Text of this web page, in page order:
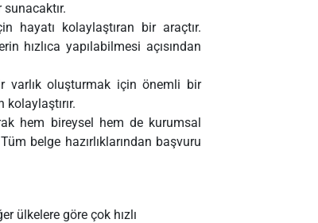
hayatı kolaylaştıran bir araçtır.
hızlıca yapılabilmesi açısından
varlık oluşturmak için önemli bir
hem bireysel hem de kurumsal
belge hazırlıklarından başvuru
ülkelere göre çok hızlı